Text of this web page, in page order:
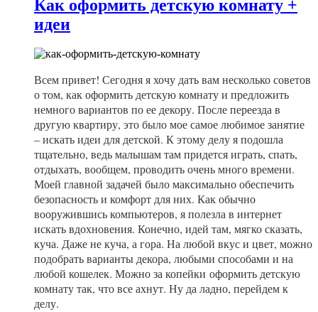
Как оформить детскую комнату +
идеи
Всем привет! Сегодня я хочу дать вам несколько советов
о том, как оформить детскую комнату и предложить
немного вариантов по ее декору. После переезда в
другую квартиру, это было мое самое любимое занятие
– искать идеи для детской. К этому делу я подошла
тщательно, ведь малышам там придется играть, спать,
отдыхать, вообщем, проводить очень много времени.
Моей главной задачей было максимально обеспечить
безопасность и комфорт для них. Как обычно
вооружившись компьютеров, я полезла в интернет
искать вдохновения. Конечно, идей там, мягко сказать,
куча. Даже не куча, а гора. На любой вкус и цвет, можно
подобрать варианты декора, любыми способами и на
любой кошелек. Можно за копейки оформить детскую
комнату так, что все ахнут. Ну да ладно, перейдем к
делу.